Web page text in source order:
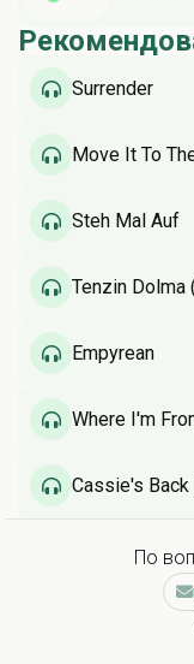
Surrender
Move It To
Steh Mal Auf
Tenzin Dolma
Empyrean
Where I'm
Cassie's Back
По